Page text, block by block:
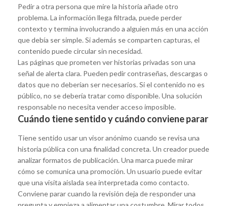
Pedir a otra persona que mire la historia añade otro
problema. La información llega filtrada, puede perder
contexto y termina involucrando a alguien más en una acción
que debía ser simple. Si además se comparten capturas, el
contenido puede circular sin necesidad.
Las páginas que prometen ver historias privadas son una
señal de alerta clara. Pueden pedir contraseñas, descargas o
datos que no deberían ser necesarios. Si el contenido no es
público, no se debería tratar como disponible. Una solución
responsable no necesita vender acceso imposible.
Cuándo tiene sentido y cuándo conviene parar
Tiene sentido usar un visor anónimo cuando se revisa una
historia pública con una finalidad concreta. Un creador puede
analizar formatos de publicación. Una marca puede mirar
cómo se comunica una promoción. Un usuario puede evitar
que una visita aislada sea interpretada como contacto.
Conviene parar cuando la revisión deja de responder una